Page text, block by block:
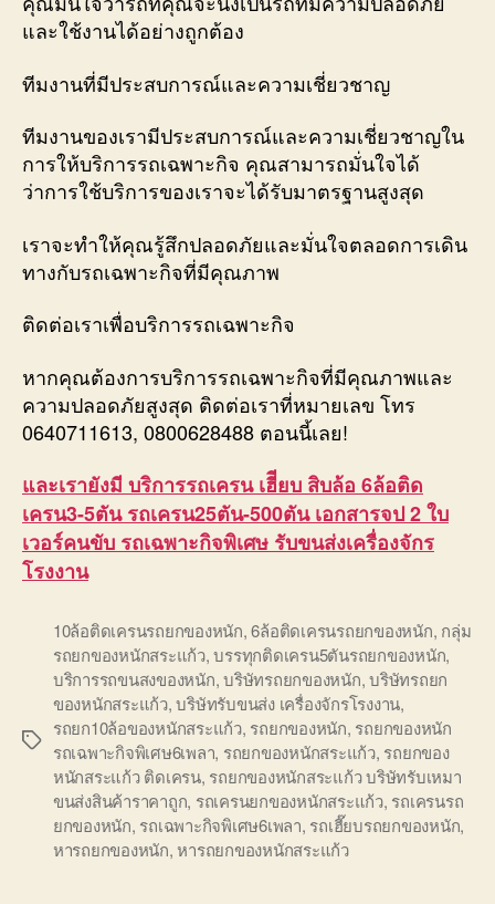
และใช้งานได้อย่างถูกต้อง
ทีมงานที่มีประสบการณ์และความเชี่ยวชาญ
ทีมงานของเรามีประสบการณ์และความเชี่ยวชาญใน
การให้บริการรถเฉพาะกิจ คุณสามารถมั่นใจได้
ว่าการใช้บริการของเราจะได้รับมาตรฐานสูงสุด
เราจะทำให้คุณรู้สึกปลอดภัยและมั่นใจตลอดการเดิน
ทางกับรถเฉพาะกิจที่มีคุณภาพ
ติดต่อเราเพื่อบริการรถเฉพาะกิจ
หากคุณต้องการบริการรถเฉพาะกิจที่มีคุณภาพและ
ความปลอดภัยสูงสุด ติดต่อเราที่หมายเลข โทร
0640711613, 0800628488 ตอนนี้เลย!
และเรายังมี บริการรถเครน เฮีียบ สิบล้อ 6ล้อติด
เครน3-5ตัน รถเครน25ตัน-500ตัน เอกสารจป 2 ใบ
เวอร์คนขับ รถเฉพาะกิจพิเศษ รับขนส่งเครื่องจักร
โรงงาน
Tags
10ล้อติดเครนรถยกของหนัก,6ล้อติดเครนรถยกของหนัก, กลุ่ม
รถยกของหนักสระแก้ว,บรรทุกติดเครน5ตันรถยกของหนัก,
บริการรถขนสงของหนัก,บริษัทรถยกของหนัก,บริษัทรถยก
ของหนักสระแก้ว,บริษัทรับขนส่ง เครื่องจักรโรงงาน,
รถยก10ล้อของหนักสระแก้ว, รถยกของหนัก, รถยกของหนัก
รถเฉพาะกิจพิเศษ6เพลา, รถยกของหนักสระแก้ว, รถยกของ
หนักสระแก้ว ติดเครน, รถยกของหนักสระแก้ว บริษัทรับเหมา
ขนส่งสินค้าราคาถูก, รถเครนยกของหนักสระแก้ว, รถเครนรถ
ยกของหนัก, รถเฉพาะกิจพิเศษ6เพลา, รถเฮี๊ยบรถยกของหนัก,
หารถยกของหนัก,หารถยกของหนักสระแก้ว